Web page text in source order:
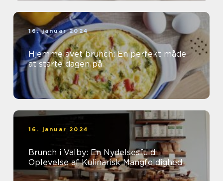
16. januar 2024
Hjemmelavet brunch: En perfekt måde
at starte dagen på
16. januar 2024
Brunch i Valby: En Nydelsesfuld
Oplevelse af Kulinarisk Mangfoldighed